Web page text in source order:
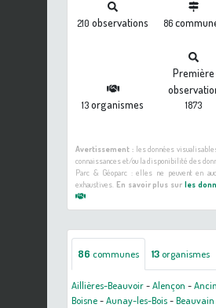
210 observations 86
13organismes
Première
1873
Avertissement :les données
connaissances et/ou la disponibilité des
Parc & Géoparc : elles ne peuvent en
exhaustives. En savoir plus sur les
86 communes 13organismes
Aillières-Beauvoir-Alençon -
Boisne-Aunay-les-Bois-Beauvain